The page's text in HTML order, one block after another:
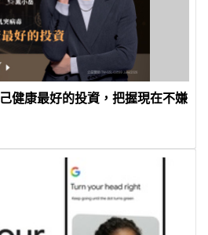
健康最好的投資，把握現在不嫌